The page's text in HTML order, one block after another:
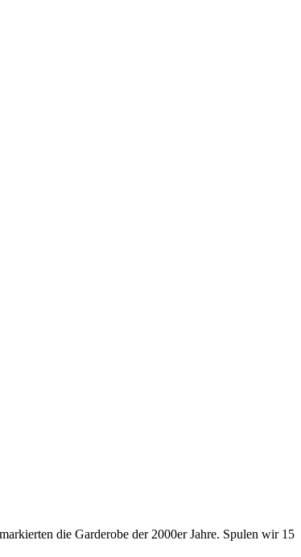
die Garderobe der 2000er Jahre. Spulen wir 15